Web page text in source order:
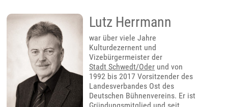
Lutz Herrmann
war über viele Jahre
Kulturdezernent und
Vizebürgermeister der
Stadt Schwedt/Oder und von
1992 bis 2017 Vorsitzender des
Landesverbandes Ost des
Deutschen Bühnenvereins. Er ist